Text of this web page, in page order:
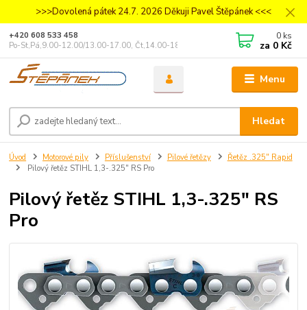
>>>Dovolená pátek 24.7. 2026 Děkuji Pavel Štěpánek <<<
Menu
Hledat
+420 608 533 458
Po-St,Pá,9.00-12.00/13.00-17.00, Čt,14.00-18.00
0 ks
za 0 Kč
Úvod Motorové pily Příslušenství Pilové řetězy
Řetěz .325" Rapid
Pilový řetěz STIHL 1,3-.325" RS Pro
Pilový řetěz STIHL 1,3-.325" RS
Pro